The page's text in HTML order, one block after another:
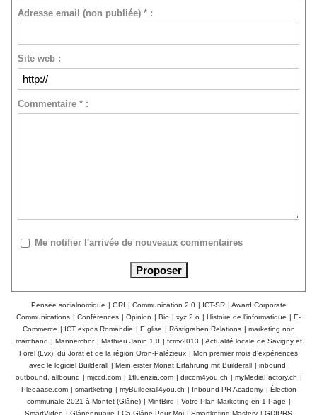
Adresse email (non publiée) * :
Site web :
Commentaire * :
Me notifier l'arrivée de nouveaux commentaires
Pensée socialnomique | GRI | Communication 2.0 | ICT-SR | Award Corporate
Communications | Conférences | Opinion | Bio | xyz 2.o | Histoire de l'informatique | E-
Commerce | ICT expos Romandie | E.glise | Röstigraben Relations | marketing non
marchand | Männerchor | Mathieu Janin 1.0 | fcmv2013 | Actualité locale de Savigny et
Forel (Lvx), du Jorat et de la région Oron-Palézieux | Mon premier mois d'expériences
avec le logiciel Builderall | Mein erster Monat Erfahrung mit Builderall | inbound,
outbound, allbound | mjccd.com | 1fluenzia.com | dircom4you.ch | myMediaFactory.ch |
Pleeaase.com | smartketing | myBuilderall4you.ch | Inbound PR Academy | Élection
communale 2021 à Montet (Glâne) | MintBird | Votre Plan Marketing en 1 Page |
SmartVideo | Glânennuaire | Ça Glâne Pour Moi | Smartketing Mastery | GDIPRS